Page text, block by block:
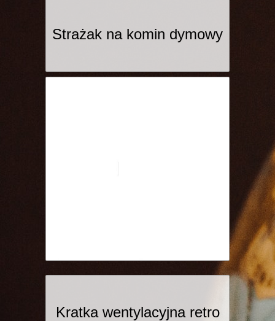
Strażak na komin dymowy
Kratka wentylacyjna retro